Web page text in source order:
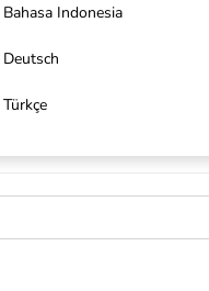
Bahasa Indonesia
Deutsch
Türkçe